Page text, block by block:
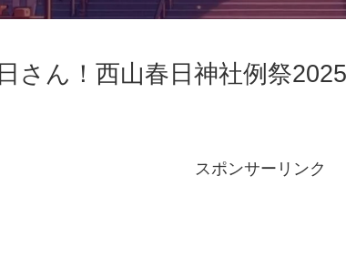
さん！西山春日神社例祭
スポンサーリンク